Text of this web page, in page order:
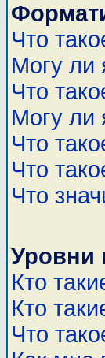
Что
Могу ли
Что
Могу ли
Что
Что
Что
Уровни
Кто
Кто
Что